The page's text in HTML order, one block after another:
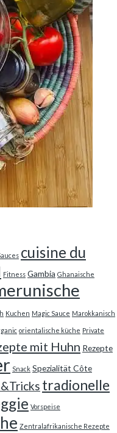
cuisine du
Fitness Gambia Ghanaische
Kuchen Magic Sauce Marokkanisch
orientalische küche Private
mit Huhn Rezepte
Snack Spezialität Côte
tradionelle
Vorspeise
Zentralafrikanische Rezepte